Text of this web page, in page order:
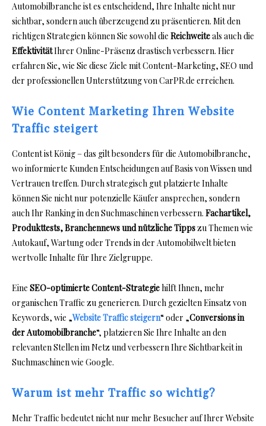
Automobilbranche ist es entscheidend, Ihre Inhalte nicht nur
sichtbar, sondern auch überzeugend zu präsentieren. Mit den
richtigen Strategien können Sie sowohl die Reichweiteals auch die
EffektivitätIhrer Online-Präsenz drastisch verbessern. Hier
erfahren Sie, wie Sie diese Ziele mit Content-Marketing, SEO und
der professionellen Unterstützung von CarPR.de erreichen.
Wie Content Marketing Ihren Website
Traffic steigert
Content ist König – das gilt besonders für die Automobilbranche,
wo informierte Kunden Entscheidungen auf Basis von Wissen und
Vertrauen treffen. Durch strategisch gut platzierte Inhalte
können Sie nicht nur potenzielle Käufer ansprechen, sondern
auch Ihr Ranking in den Suchmaschinen verbessern. Fachartikel,
Produkttests, Branchennews und nützliche Tippszu Themen wie
Autokauf, Wartung oder Trends in der Automobilwelt bieten
wertvolle Inhalte für Ihre Zielgruppe.
Eine SEO-optimierte Content-Strategiehilft Ihnen, mehr
organischen Traffic zu generieren. Durch gezielten Einsatz von
Keywords, wie „Website Traffic steigern“ oder „Conversions in
der Automobilbranche“, platzieren Sie Ihre Inhalte an den
relevanten Stellen im Netz und verbessern Ihre Sichtbarkeit in
Suchmaschinen wie Google.
Warum ist mehr Traffic so wichtig?
Mehr Traffic bedeutet nicht nur mehr Besucher auf Ihrer Website